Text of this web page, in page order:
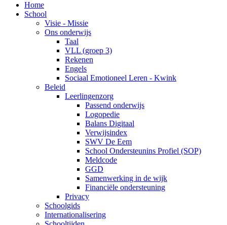
Home
School
Visie - Missie
Ons onderwijs
Taal
VLL (groep 3)
Rekenen
Engels
Sociaal Emotioneel Leren - Kwink
Beleid
Leerlingenzorg
Passend onderwijs
Logopedie
Balans Digitaal
Verwijsindex
SWV De Eem
School Ondersteunins Profiel (SOP)
Meldcode
GGD
Samenwerking in de wijk
Financiële ondersteuning
Privacy
Schoolgids
Internationalisering